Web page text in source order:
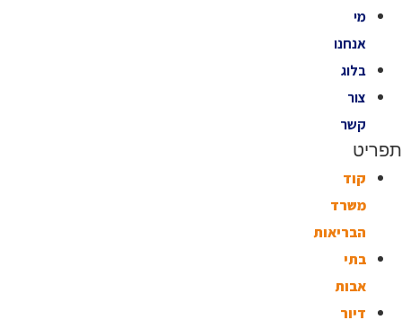
מי
אנחנו
בלוג
צור
קשר
תפריט
קוד
משרד
הבריאות
בתי
אבות
דיור